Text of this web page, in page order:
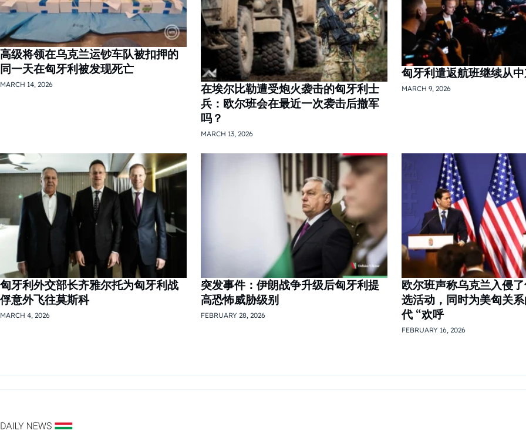
高级将领在乌克兰运钞车队被扣押的
同一天在匈牙利被发现死亡
MARCH 14, 2026
在埃尔比勒遭受炮火袭击的匈牙利士
兵：欧尔班会在最近一次袭击后撤军
吗？
MARCH 13, 2026
匈牙利遣返航班继续从
MARCH 9, 2026
匈牙利外交部长齐雅尔托为匈牙利战
俘意外飞往莫斯科
MARCH 4, 2026
突发事件：伊朗战争升级后匈牙利提
高恐怖威胁级别
FEBRUARY 28, 2026
欧尔班声称乌克兰入侵
选活动，同时为美匈关
代 “欢呼
FEBRUARY 16, 2026